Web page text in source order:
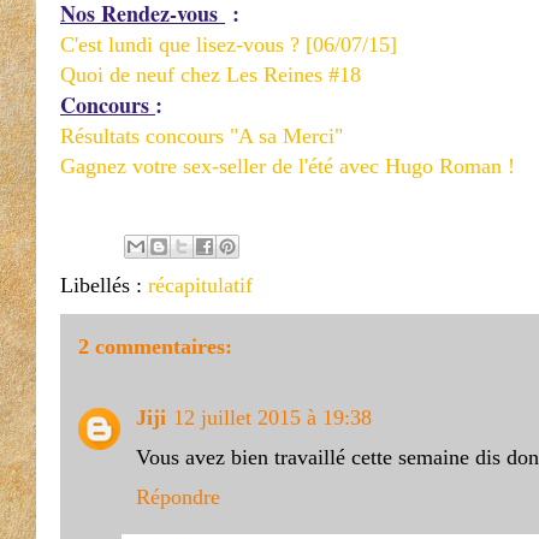
Nos Rendez-vous :
C'est lundi que lisez-vous ? [06/07/15]
Quoi de neuf chez Les Reines #18
Concours :
Résultats concours "A sa Merci"
Gagnez votre sex-seller de l'été avec Hugo Roman !
Libellés : récapitulatif
2 commentaires:
Jiji 12 juillet 2015 à 19:38
Vous avez bien travaillé cette semaine dis
Répondre